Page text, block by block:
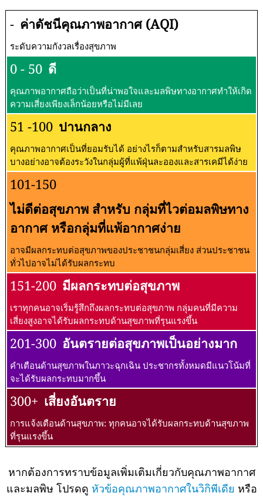
- ค่าดัชนีคุณภาพอากาศ (AQI)
ระดับความกังวลเรื่องสุขภาพ
0 - 50 ดี
คุณภาพอากาศถือว่าเป็นที่น่าพอใจและมลพิษทางอากาศทำให้เกิด
ความเสี่ยงเพียงเล็กน้อยหรือไม่มีเลย
51 -100 ปานกลาง
คุณภาพอากาศเป็นที่ยอมรับได้ อย่างไรก็ตามสำหรับสารมลพิษ
บางอย่างอาจต้องระวังในกลุ่มผู้ที่แพ้ฝุ่นละอองและสารเคมีได้ง่าย
101-150
ไม่ดีต่อสุขภาพ สำหรับ กลุ่มที่ไวต่อมลพิษทาง
อากาศ หรือกลุ่มที่แพ้อากาศง่าย
อาจมีผลกระทบต่อสุขภาพของประชาชนกลุ่มเสี่ยง ส่วนประชาชน
ทั่วไปอาจไม่ได้รับผลกระทบ
151-200 มีผลกระทบต่อสุขภาพ
เราทุกคนอาจเริ่มรู้สึกถึงผลกระทบต่อสุขภาพ กลุ่มคนที่มีความ
เสี่ยงสูงอาจได้รับผลกระทบด้านสุขภาพที่รุนแรงขึ้น
201-300 อันตรายต่อสุขภาพเป็นอย่างมาก
คำเตือนด้านสุขภาพในภาวะฉุกเฉิน ประชากรทั้งหมดมีแนวโน้มที่
จะได้รับผลกระทบมากขึ้น
300+ เสี่ยงอันตราย
การแจ้งเตือนด้านสุขภาพ: ทุกคนอาจได้รับผลกระทบด้านสุขภาพ
ที่รุนแรงขึ้น
หากต้องการทราบข้อมูลเพิ่มเติมเกี่ยวกับคุณภาพอากาศ
และมลพิษ โปรดดู หัวข้อคุณภาพอากาศในวิกิพีเดีย หรือ